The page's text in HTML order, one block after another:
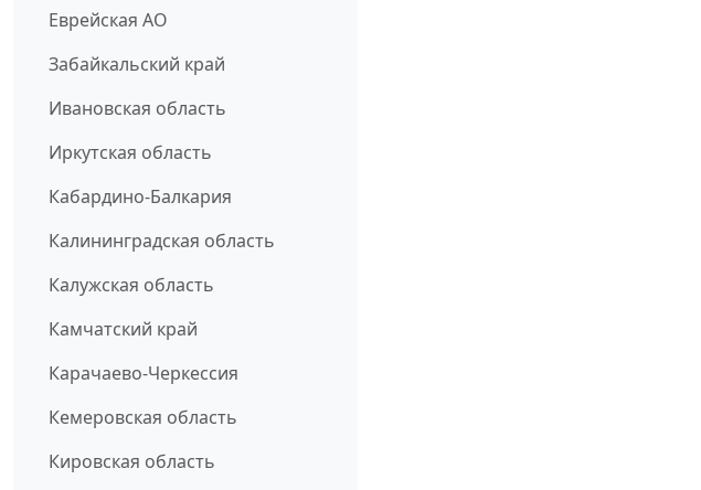
Еврейская АО
Забайкальский край
Ивановская область
Иркутская область
Кабардино-Балкария
Калининградская область
Калужская область
Камчатский край
Карачаево-Черкессия
Кемеровская область
Кировская область